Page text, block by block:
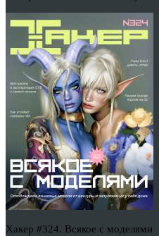
Хакер #324. Всякое с моделями